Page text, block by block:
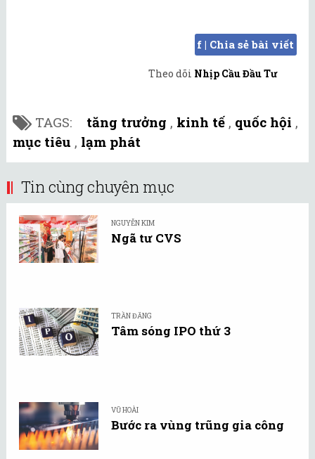
f | Chia sẻ bài viết
Theo dõi Nhịp Cầu Đầu Tư
TAGS: tăng trưởng , kinh tế , quốc hội ,
mục tiêu , lạm phát
Tin cùng chuyên mục
NGUYỄN KIM
Ngã tư CVS
TRẦN ĐĂNG
Tâm sóng IPO thứ 3
VŨ HOÀI
Bước ra vùng trũng gia công